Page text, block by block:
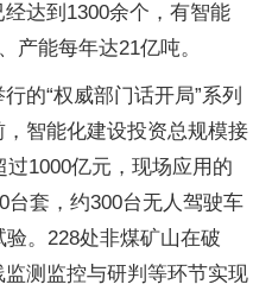
达到1300余个，有智能
产能每年达21亿吨。
的“权威部门话开局”系列
智能化建设投资总规模接
1000亿元，现场应用的
台套，约300台无人驾驶车
。228处非煤矿山在破
测监控与研判等环节实现